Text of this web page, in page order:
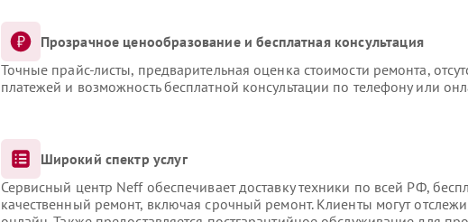
Прозрачное ценообразование и бесплатная консультация
Точные прайс-листы, предварительная оценка стоимости ремонта,
платежей и возможность бесплатной консультации по телефону или
Широкий спектр услуг
Сервисный центр Neff обеспечивает доставку техники по всей РФ,
качественный ремонт, включая срочный ремонт. Клиенты могут